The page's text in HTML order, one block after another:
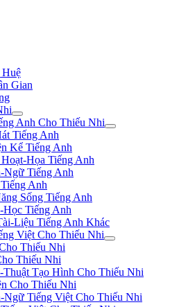
Gian
Anh Cho Thiếu Nhi
Tiếng Anh
Kể Tiếng Anh
Họa Tiếng Anh
Ngữ Tiếng Anh
Anh
Sống Tiếng Anh
Học Tiếng Anh
Liệu Tiếng Anh Khác
Việt Cho Thiếu Nhi
Thiếu Nhi
Thiếu Nhi
Thuật Tạo Hình Cho Thiếu Nhi
Cho Thiếu Nhi
Ngữ Tiếng Việt Cho Thiếu Nhi